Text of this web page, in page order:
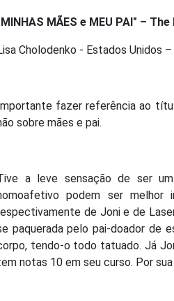
MÃES e MEU PAI" –
Cholodenko - Estados Unidos
fazer referência ao
sobre mães e pai.
a leve sensação de ser
podem ser
de Joni e de
paquerada pelo pai-doador de
tendo-o todo tatuado. Já
notas 10 em seu curso. Por